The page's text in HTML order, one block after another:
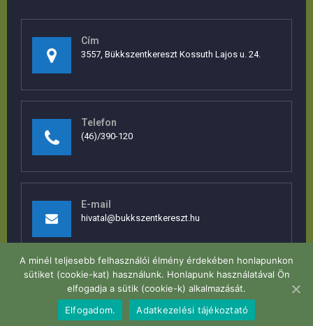
Cím
3557, Bükkszentkereszt Kossuth Lajos u. 24.
Telefon
(46)/390-120
E-mail
hivatal@bukkszentkereszt.hu
Bükkszentkereszt ©2026. Minden jog fenntartva.
A minél teljesebb felhasználói élmény érdekében honlapunkon
sütiket (cookie-kat) használunk. Honlapunk használatával Ön
elfogadja a sütik (cookie-k) alkalmazását.
Elfogadom.
Adatkezelési tájékoztató